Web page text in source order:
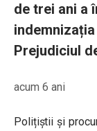
de trei ani a
Prejudiciul
acum 6 ani
Polițiștii și